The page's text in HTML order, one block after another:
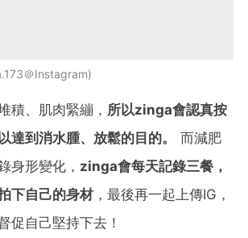
＠Instagram
積、肌肉緊繃， 所以zinga會認真按
達到消水腫、放鬆的目的。
而減肥
身形變化， zinga會每天記錄三餐，
下自己的身材，最後再一起上傳IG，
促自己堅持下去！